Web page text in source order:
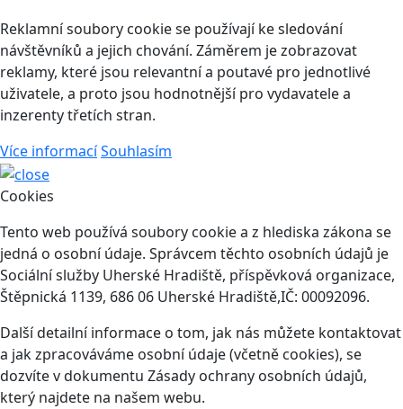
Reklamní soubory cookie se používají ke sledování
návštěvníků a jejich chování. Záměrem je zobrazovat
reklamy, které jsou relevantní a poutavé pro jednotlivé
uživatele, a proto jsou hodnotnější pro vydavatele a
inzerenty třetích stran.
Více informacíSouhlasím
Cookies
Tento web používá soubory cookie a z hlediska zákona se
jedná o osobní údaje. Správcem těchto osobních údajů je
Sociální služby Uherské Hradiště, příspěvková organizace,
Štěpnická 1139, 686 06 Uherské Hradiště,IČ: 00092096.
Další detailní informace o tom, jak nás můžete kontaktovat
a jak zpracováváme osobní údaje (včetně cookies), se
dozvíte v dokumentu Zásady ochrany osobních údajů,
který najdete na našem webu.